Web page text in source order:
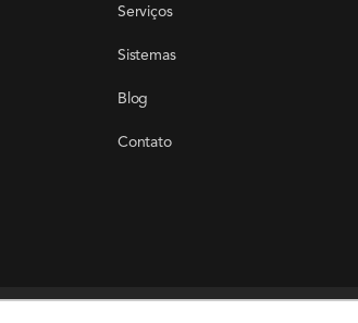
Serviços
Sistemas
Blog
Contato